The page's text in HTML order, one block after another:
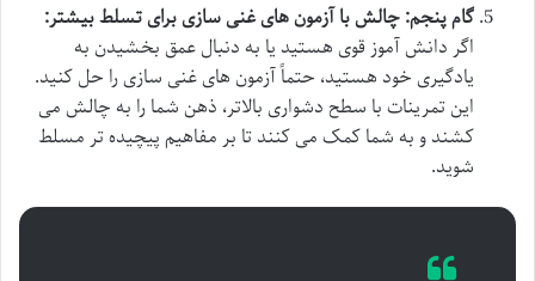
گام پنجم: چالش با آزمون های غنی سازی برای تسلط بیشتر:
اگر دانش آموز قوی هستید یا به دنبال عمق بخشیدن به
یادگیری خود هستید، حتماً آزمون های غنی سازی را حل کنید.
این تمرینات با سطح دشواری بالاتر، ذهن شما را به چالش می
کشند و به شما کمک می کنند تا بر مفاهیم پیچیده تر مسلط
شوید.